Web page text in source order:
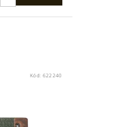
Kód: 622240